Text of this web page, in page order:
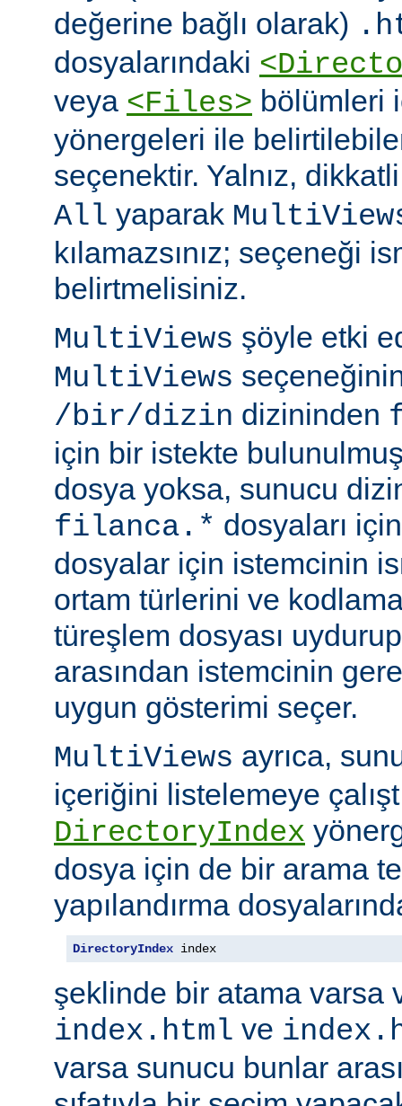
değerine bağlı olarak)
dosyalarındaki
veya <Files> bölümleri
yönergeleri ile
seçenektir. Yalnız,
All yaparak
kılamazsınız; seçeneği
belirtmelisiniz.
MultiViews şöyle etki
MultiViews
/bir/dizin dizininden
için bir istekte
dosya yoksa, sunucu
filanca.* dosyaları
dosyalar için istemcinin
ortam türlerini ve
türeşlem dosyası
arasından istemcinin
uygun gösterimi seçer.
MultiViews ayrıca,
içeriğini listelemeye
DirectoryIndex
dosya için de bir arama
yapılandırma
DirectoryIndex index
şeklinde bir atama varsa
index.html ve
varsa sunucu bunlar